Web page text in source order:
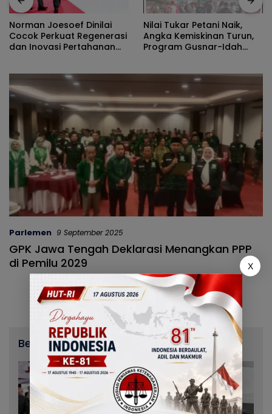
Nilai Tukar Petani Naik,
Angka Kemiskinan Turun,
Program Gusnar-Idah
Peran Pemerintah On The
Track, Pertumbuhan
Ekonomi Stabil Ditengah
Parlemen 9 September 2025
GPK Jawa Tengah Deklarasi Menangkan PPP
di Pemilu 2029
Berita Terbaru
X